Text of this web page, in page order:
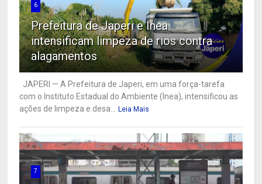
6
Prefeitura de Japeri e Inea
intensificam limpeza de rios contra
alagamentos
JAPERI — A Prefeitura de Japeri, em uma força-tarefa
com o Instituto Estadual do Ambiente (Inea), intensificou as
ações de limpeza e desa... Leia Mais
7